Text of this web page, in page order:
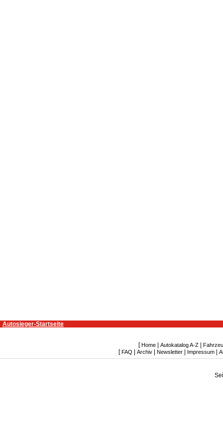
Autosieger-Startseite
[ Home Autokatalog A-Z
[ FAQ Archiv| Newsletter| Impressum|